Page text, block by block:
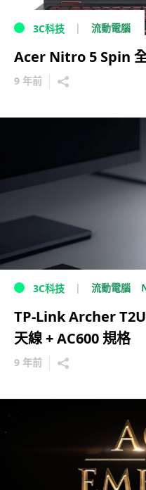
3C科技 流動電腦
Acer Nitro 5 Spin
9 年前
3C科技 流動電腦
TP-Link Archer
天線 + AC600 規格
9 年前